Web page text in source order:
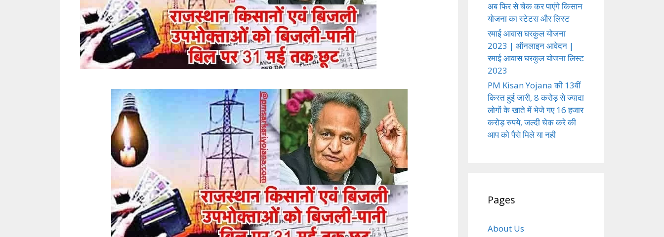
अब फिर से चेक कर पाएंगे किसान
योजना का स्टेटस और लिस्ट
रमाई आवास घरकुल योजना
2023 | ऑनलाइन आवेदन |
रमाई आवास घरकुल योजना लिस्ट
2023
PM Kisan Yojana की 13वीं
किस्त हुई जारी, 8 करोड़ से ज्यादा
लोगों के खाते में भेजे गए 16 हजार
करोड़ रुपये, जल्दी चेक करे की
आप को पैसे मिले या नही
Pages
About Us